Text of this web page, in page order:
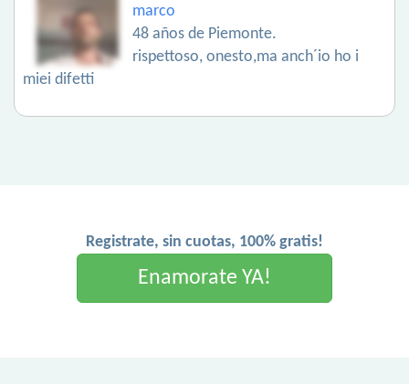
marco
48 años de Piemonte.
rispettoso, onesto,ma anch´io ho i
miei difetti
Registrate, sin cuotas, 100% gratis!
Enamorate YA!